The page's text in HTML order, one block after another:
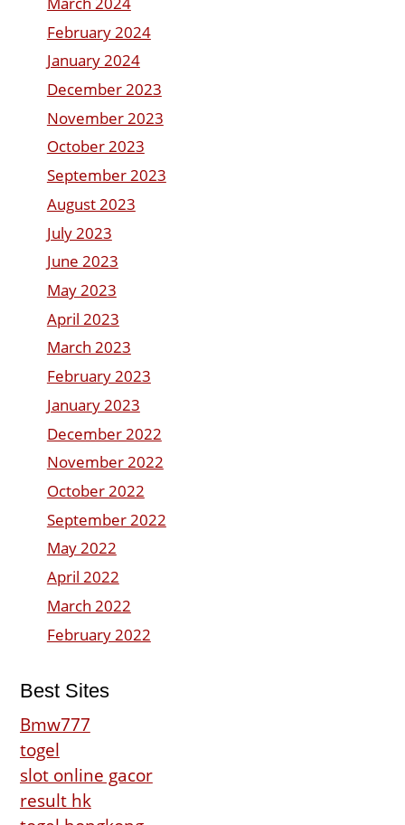
February 2024
January 2024
December 2023
November 2023
October 2023
September 2023
August 2023
July 2023
June 2023
May 2023
April 2023
March 2023
February 2023
January 2023
December 2022
November 2022
October 2022
September 2022
May 2022
April 2022
March 2022
February 2022
Best Sites
Bmw777
togel
slot online gacor
result hk